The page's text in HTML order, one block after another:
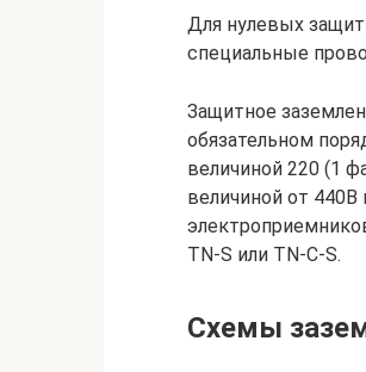
Для нулевых
специальные
Защитное
обязательном
величиной 220 (1
величиной от
TN-S или TN-C-S.
Схемы